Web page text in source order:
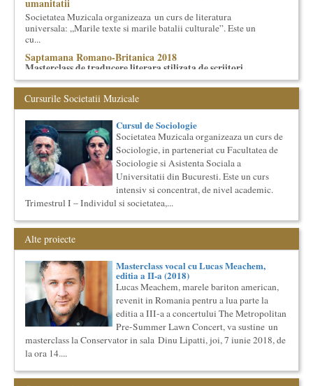
umanitatii
Societatea Muzicala organizeaza un curs de literatura
universala: „Marile texte si marile batalii culturale”. Este un
cu...
Saptamana Romano-Britanica 2018
Masterclass de traducere literara stilizata de scriitori
englezi
“Lidia Vianu’s Students Translate” Ediția a III-a / 16-21
aprilie 2018 5 scriitori britanici şi o edi...
Cursul de Cinematografie universala: Marile capodopere
si marii realizatori (anul II)
Societatea Muzicala organizeaza un curs de cultura generala
cinematografica. Este un curs concentrat si intensiv, de nivel
ac...
Cursul de Lingvistica (anul I)
Societatea Muzicala organizeaza un curs de cultura generala
lingvistica. Este un curs intensiv si concentrat, de nivel
academ...
Bucurestiul Cultural Neconventional
(Neconventionaliada)
Competitia proiectelor culturale neconventionale ale
Bucurestiului
Bucurestiul Cultural Neconventional (sau Neconventionaliada
- nume provizoriu) are ca obiectiv prezentarea tuturor
proiectelo...
Elitele Romaniei
Anuarul Elitei culturale si stiintifice din Romania
Proiectul lansat de catre Societatea Muzicala, a fost conceput
Cursul de Lingvistica (anul II)
Cursurile Societatii Muzicale
Cursul de Sociologie
Societatea Muzicala organizeaza un curs de
Sociologie, in parteneriat cu Facultatea de
Sociologie si Asistenta Sociala a
Universitatii din Bucuresti. Este un curs
intensiv si concentrat, de nivel academic.
Trimestrul I – Individul si societatea,...
Alte proiecte
Masterclass vocal cu Lucas Meachem,
editia a II-a (2018)
Lucas Meachem, marele bariton american,
revenit in Romania pentru a lua parte la
editia a III-a a concertului The Metropolitan
Pre-Summer Lawn Concert, va sustine un
masterclass la Conservator in sala Dinu Lipatti, joi, 7 iunie 2018, de
la ora 14....